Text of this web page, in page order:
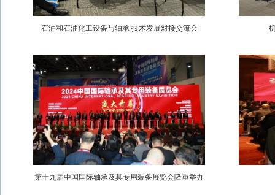
石油和石油化工设备与轴承 技术发展对接交流会
第十九届中国国际轴承及其专用装备展览会隆重举办